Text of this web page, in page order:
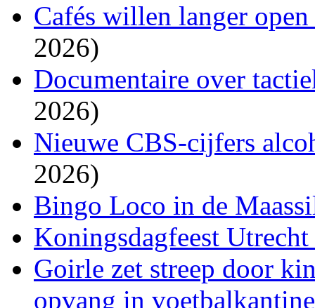
Cafés willen langer
2026)
Documentaire over
2026)
Nieuwe CBS-cijfers
2026)
Bingo Loco in de
Koningsdagfeest
Goirle zet streep door
opvang in